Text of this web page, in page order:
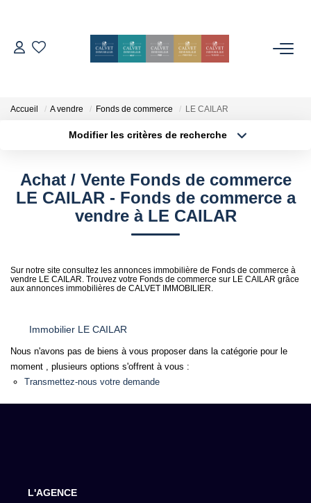
ESTIMER
Notre Équipe
Nos Avis
Nos Partenaires
Accueil A vendre Fonds de commerce LE CAILAR
Modifier les critères de recherche
Surface min Budget max
Plus de critères Créer une alerte
Achat / Vente Fonds de commerce
LE CAILAR - Fonds de commerce a
vendre à LE CAILAR
Sur notre site consultez les annonces immobilière de Fonds de commerce à
vendre LE CAILAR. Trouvez votre Fonds de commerce sur LE CAILAR grâce
aux annonces immobilières de CALVET IMMOBILIER.
Immobilier LE CAILAR
Nous n'avons pas de biens à vous proposer dans la catégorie pour le
moment , plusieurs options s'offrent à vous :
Transmettez-nous votre demande
L'AGENCE